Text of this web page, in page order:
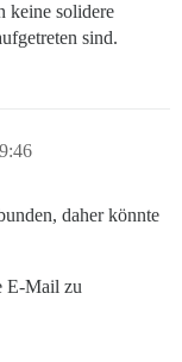
keine solidere
sind.
daher könnte
E-Mail zu